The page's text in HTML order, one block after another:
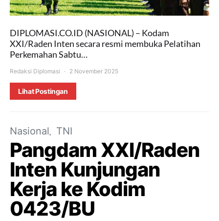
DIPLOMASI.CO.ID (NASIONAL) – Kodam
XXI/Raden Inten secara resmi membuka Pelatihan
Perkemahan Sabtu…
Redaksi Diplomasi 2 November 2025
Lihat Postingan
Nasional TNI
Pangdam XXI/Raden
Inten Kunjungan
Kerja ke Kodim
0423/BU